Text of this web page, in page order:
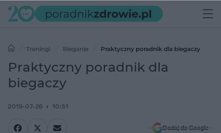
Treningi Bieganie Praktyczny poradnik dla biegaczy
Praktyczny poradnik dla
biegaczy
2019-07-26 10:51
Dodaj do Google